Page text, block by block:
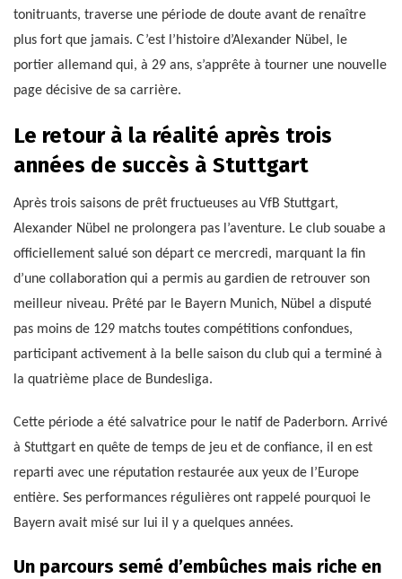
tonitruants, traverse une période de doute avant de renaître
plus fort que jamais. C’est l’histoire d’Alexander Nübel, le
portier allemand qui, à 29 ans, s’apprête à tourner une nouvelle
page décisive de sa carrière.
Le retour à la réalité après trois
années de succès à Stuttgart
Après trois saisons de prêt fructueuses au VfB Stuttgart,
Alexander Nübel ne prolongera pas l’aventure. Le club souabe a
officiellement salué son départ ce mercredi, marquant la fin
d’une collaboration qui a permis au gardien de retrouver son
meilleur niveau. Prêté par le Bayern Munich, Nübel a disputé
pas moins de 129 matchs toutes compétitions confondues,
participant activement à la belle saison du club qui a terminé à
la quatrième place de Bundesliga.
Cette période a été salvatrice pour le natif de Paderborn. Arrivé
à Stuttgart en quête de temps de jeu et de confiance, il en est
reparti avec une réputation restaurée aux yeux de l’Europe
entière. Ses performances régulières ont rappelé pourquoi le
Bayern avait misé sur lui il y a quelques années.
Un parcours semé d’embûches mais riche en